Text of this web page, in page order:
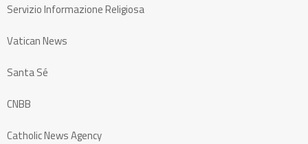
Servizio Informazione Religiosa
Vatican News
Santa Sé
CNBB
Catholic News Agency